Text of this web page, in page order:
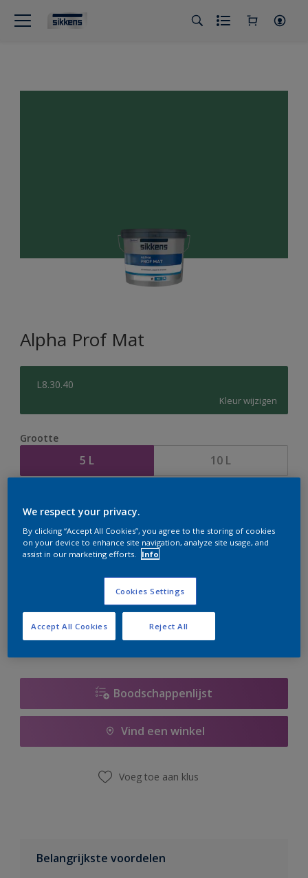
Alpha Prof Mat
L8.30.40
Kleur wijzigen
Grootte
5 L 10 L
Bereken
Op dit moment is het niet mogelijk dit product online
te bestellen. Houd de website in de gaten, we werken
er hard aan om de voorraad aan te vullen.
Boodschappenlijst
Vind een winkel
Voeg toe aan klus
Belangrijkste voordelen
We respect your privacy.
By clicking “Accept All Cookies”, you agree to the storing of cookies
on your device to enhance site navigation, analyze site usage, and
assist in our marketing efforts.
Info
Cookies Settings
Reject All
Accept All Cookies